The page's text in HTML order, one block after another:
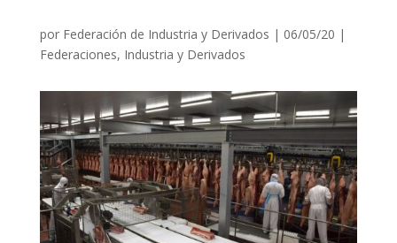
por Federación de Industria y Derivados | 06/05/20 |
Federaciones, Industria y Derivados